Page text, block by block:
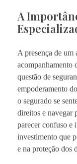
A
A presença de um
acompanhamento
questão de
empoderamento
o segurado se
direitos e navegar
parecer confuso e
investimento que
e na proteção dos